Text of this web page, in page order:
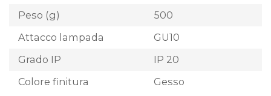
Peso (g)
500
Attacco lampada
GU10
Grado IP
IP 20
Colore finitura
Gesso